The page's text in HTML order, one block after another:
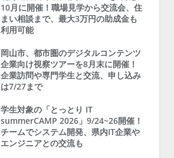
10月に開催！職場見学から交流会、住
まい相談まで、最大3万円の助成金も
利用可能
岡山市、都市圏のデジタルコンテンツ
企業向け視察ツアーを8月末に開催！
企業訪問や専門学生と交流、申し込み
は7/27まで
学生対象の「とっとり IT
summerCAMP 2026」9/24~26開催！
チームでシステム開発、県内IT企業や
エンジニアとの交流も